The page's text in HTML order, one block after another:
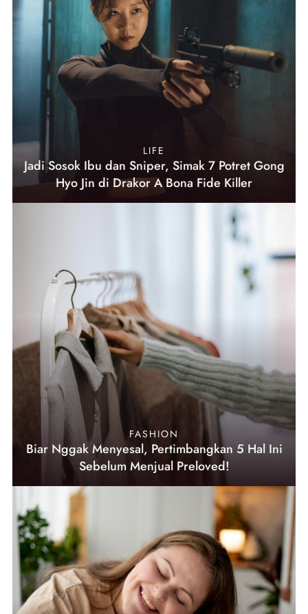
LIFE
Jadi Sosok Ibu dan Sniper, Simak 7 Potret Gong
Hyo Jin di Drakor A Bona Fide Killer
FASHION
Biar Nggak Menyesal, Pertimbangkan 5 Hal Ini
Sebelum Menjual Preloved!